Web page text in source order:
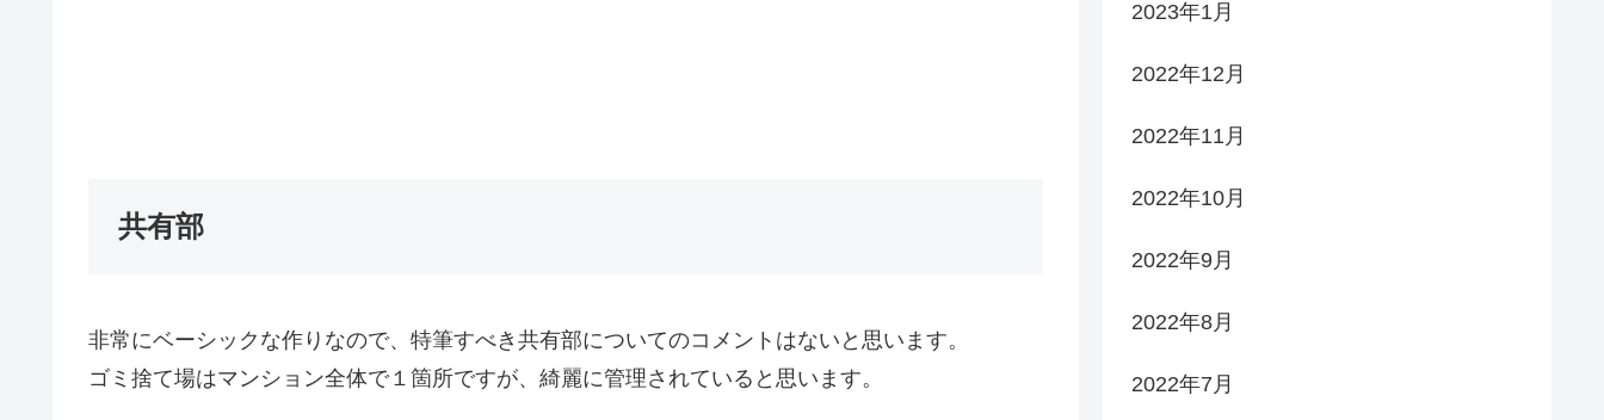
共有部
非常にベーシックな作りなので、特筆すべき共有部についてのコメントはないと思います。
ゴミ捨て場はマンション全体で１箇所ですが、綺麗に管理されていると思います。
2023年1月
2022年12月
2022年11月
2022年10月
2022年9月
2022年8月
2022年7月